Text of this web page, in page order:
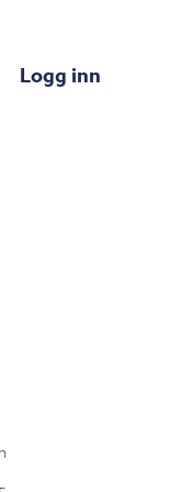
Logg inn